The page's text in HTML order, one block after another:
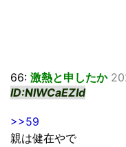
66: 激熱と申したか
ID:NlWCaEZId
>>59
親は健在やで